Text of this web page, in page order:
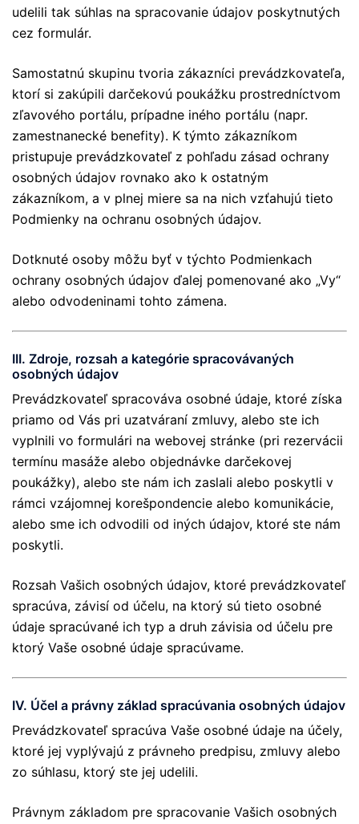
udelili tak súhlas na spracovanie údajov poskytnutých
cez formulár.
Samostatnú skupinu tvoria zákazníci prevádzkovateľa,
ktorí si zakúpili darčekovú poukážku prostredníctvom
zľavového portálu, prípadne iného portálu (napr.
zamestnanecké benefity). K týmto zákazníkom
pristupuje prevádzkovateľ z pohľadu zásad ochrany
osobných údajov rovnako ako k ostatným
zákazníkom, a v plnej miere sa na nich vzťahujú tieto
Podmienky na ochranu osobných údajov.
Dotknuté osoby môžu byť v týchto Podmienkach
ochrany osobných údajov ďalej pomenované ako „Vy“
alebo odvodeninami tohto zámena.
III. Zdroje, rozsah a kategórie spracovávaných
osobných údajov
Prevádzkovateľ spracováva osobné údaje, ktoré získa
priamo od Vás pri uzatváraní zmluvy, alebo ste ich
vyplnili vo formulári na webovej stránke (pri rezervácii
termínu masáže alebo objednávke darčekovej
poukážky), alebo ste nám ich zaslali alebo poskytli v
rámci vzájomnej korešpondencie alebo komunikácie,
alebo sme ich odvodili od iných údajov, ktoré ste nám
poskytli.
Rozsah Vašich osobných údajov, ktoré prevádzkovateľ
spracúva, závisí od účelu, na ktorý sú tieto osobné
údaje spracúvané ich typ a druh závisia od účelu pre
ktorý Vaše osobné údaje spracúvame.
IV. Účel a právny základ spracúvania osobných údajov
Prevádzkovateľ spracúva Vaše osobné údaje na účely,
ktoré jej vyplývajú z právneho predpisu, zmluvy alebo
zo súhlasu, ktorý ste jej udelili.
Právnym základom pre spracovanie Vašich osobných